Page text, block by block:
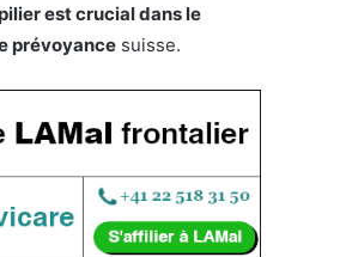
est crucial dans le
prévoyance suisse.